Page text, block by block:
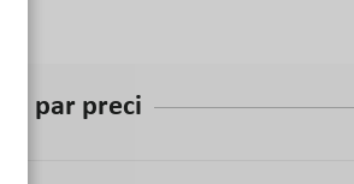
par preci